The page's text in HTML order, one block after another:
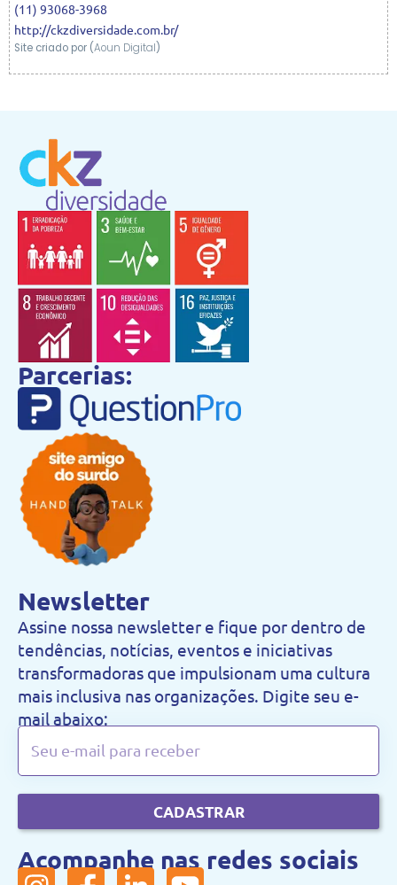
(11) 93068-3968
http://ckzdiversidade.com.br/
Site criado por (Aoun Digital)
Parcerias:
Newsletter
Assine nossa newsletter e fique por dentro de
tendências, notícias, eventos e iniciativas
transformadoras que impulsionam uma cultura
mais inclusiva nas organizações. Digite seu e-
mail abaixo:
CADASTRAR
Acompanhe nas redes sociais